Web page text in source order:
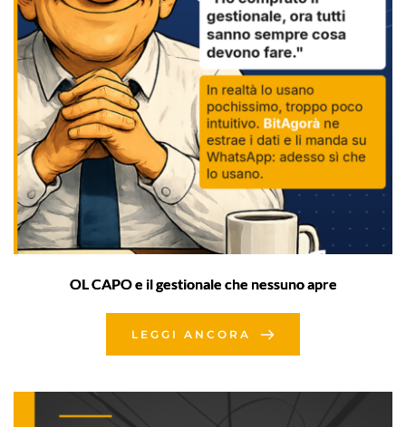
OL CAPO e il gestionale che nessuno apre
LEGGI ANCORA